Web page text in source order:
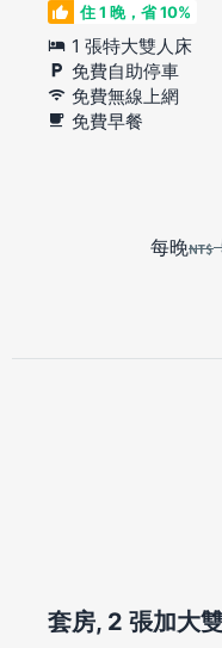
住 1 晚，省 10%
1 張特大雙人床
免費自助停車
免費無線上網
免費早餐
每晚
套房, 2 張加大